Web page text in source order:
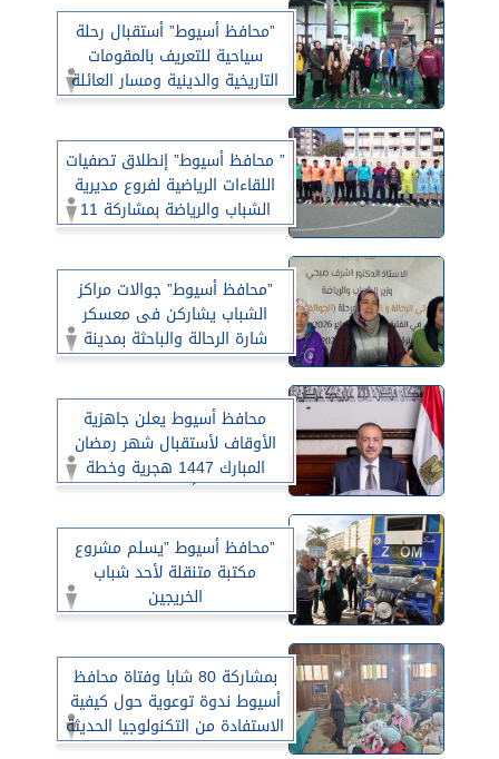
”محافظ أسيوط” أستقبال رحلة
سياحية للتعريف بالمقومات
التاريخية والدينية ومسار العائلة
المقدسة
” محافظ أسيوط” إنطلاق تصفيات
اللقاءات الرياضية لفروع مديرية
الشباب والرياضة بمشاركة 11
إدارة فرعية
”محافظ أسيوط” جوالات مراكز
الشباب يشاركن فى معسكر
شارة الرحالة والباحثة بمدينة
الغردقة
محافظ أسيوط يعلن جاهزية
الأوقاف لأستقبال شهر رمضان
المبارك 1447 هجرية وخطة
شاملة للأنشطة الدعوية
”محافظ أسيوط ”يسلم مشروع
مكتبة متنقلة لأحد شباب
الخريجين
بمشاركة 80 شابا وفتاة محافظ
أسيوط ندوة توعوية حول كيفية
الاستفادة من التكنولوجيا الحديثة
لمواجهة تحديات العالم الرقمى